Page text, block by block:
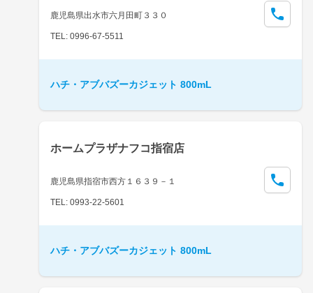
鹿児島県出水市六月田町３３０
TEL: 0996-67-5511
ハチ・アブバズーカジェット 800mL
ホームプラザナフコ指宿店
鹿児島県指宿市西方１６３９－１
TEL: 0993-22-5601
ハチ・アブバズーカジェット 800mL